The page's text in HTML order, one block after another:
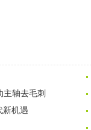
轴去毛刺
新机遇